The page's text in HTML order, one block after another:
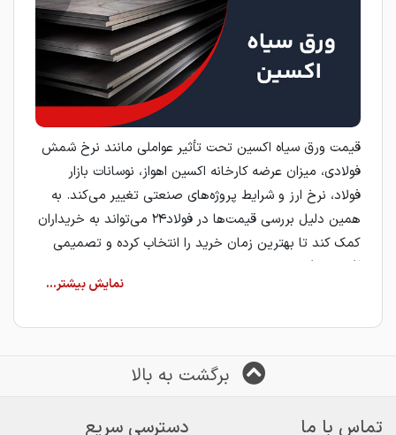
قیمت ورق سیاه اکسین تحت تأثیر عواملی مانند نرخ شمش
فولادی، میزان عرضه کارخانه اکسین اهواز، نوسانات بازار
فولاد، نرخ ارز و شرایط پروژه‌های صنعتی تغییر می‌کند. به
همین دلیل بررسی قیمت‌ها در فولاد۲۴ می‌تواند به خریداران
کمک کند تا بهترین زمان خرید را انتخاب کرده و تصمیمی
آگاهانه بگیرند.
تولید داخل کشور است که توسطشرکت فولاد اکسین
ضخامت بالا، استحکام مکانیکی مناسب و کیفیت
گسترده‌ای دارند.
برگشت به بالا
تماس با ما
دسترسی سریع